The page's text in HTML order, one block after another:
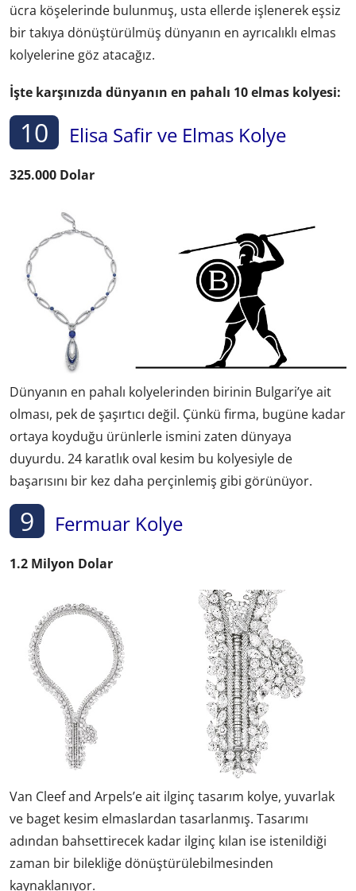
ücra köşelerinde bulunmuş, usta ellerde işlenerek eşsiz
bir takıya dönüştürülmüş dünyanın en ayrıcalıklı elmas
kolyelerine göz atacağız.
İşte karşınızda dünyanın en pahalı 10 elmas kolyesi:
10 Elisa Safir ve Elmas Kolye
325.000 Dolar
Dünyanın en pahalı kolyelerinden birinin Bulgari’ye ait
olması, pek de şaşırtıcı değil. Çünkü firma, bugüne kadar
ortaya koyduğu ürünlerle ismini zaten dünyaya
duyurdu. 24 karatlık oval kesim bu kolyesiyle de
başarısını bir kez daha perçinlemiş gibi görünüyor.
9 Fermuar Kolye
1.2 Milyon Dolar
Van Cleef and Arpels’e ait ilginç tasarım kolye, yuvarlak
ve baget kesim elmaslardan tasarlanmış. Tasarımı
adından bahsettirecek kadar ilginç kılan ise istenildiği
zaman bir bilekliğe dönüştürülebilmesinden
kaynaklanıyor.